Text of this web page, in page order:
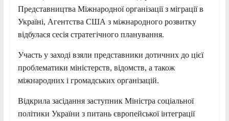
Представництва Міжнародної організації з міграції в
Україні, Агентства США з міжнародного розвитку
відбулася сесія стратегічного планування.
Участь у заході взяли представники дотичних до цієї
проблематики міністерств, відомств, а також
міжнародних і громадських організацій.
Відкрила засідання заступник Міністра соціальної
політики України з питань європейської інтеграції